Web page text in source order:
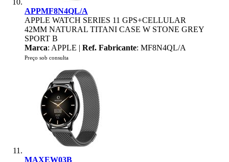
APPMF8N4QL/A
APPLE WATCH SERIES 11 GPS+CELLULAR
42MM NATURAL TITANI CASE W STONE GREY
SPORT B
Marca: APPLE | Ref. Fabricante: MF8N4QL/A
Preço sob consulta
MAXEW03B